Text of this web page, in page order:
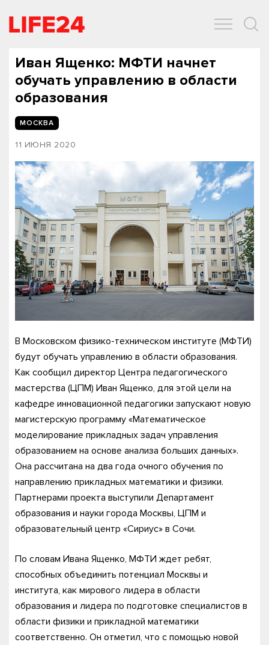
Иван Ященко: МФТИ начнет
обучать управлению в области
образования
МОСКВА
11 ИЮНЯ 2020
В Московском физико-техническом институте (МФТИ)
будут обучать управлению в области образования.
Как сообщил директор Центра педагогического
мастерства (ЦПМ) Иван Ященко, для этой цели на
кафедре инновационной педагогики запускают новую
магистерскую программу «Математическое
моделирование прикладных задач управления
образованием на основе анализа больших данных».
Она рассчитана на два года очного обучения по
направлению прикладных математики и физики.
Партнерами проекта выступили Департамент
образования и науки города Москвы, ЦПМ и
образовательный центр «Сириус» в Сочи.
По словам Ивана Ященко, МФТИ ждет ребят,
способных объединить потенциал Москвы и
института, как мирового лидера в области
образования и лидера по подготовке специалистов в
области физики и прикладной математики
соответственно. Он отметил, что с помощью новой